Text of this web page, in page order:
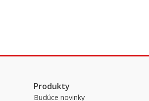
Produkty
Budúce novinky